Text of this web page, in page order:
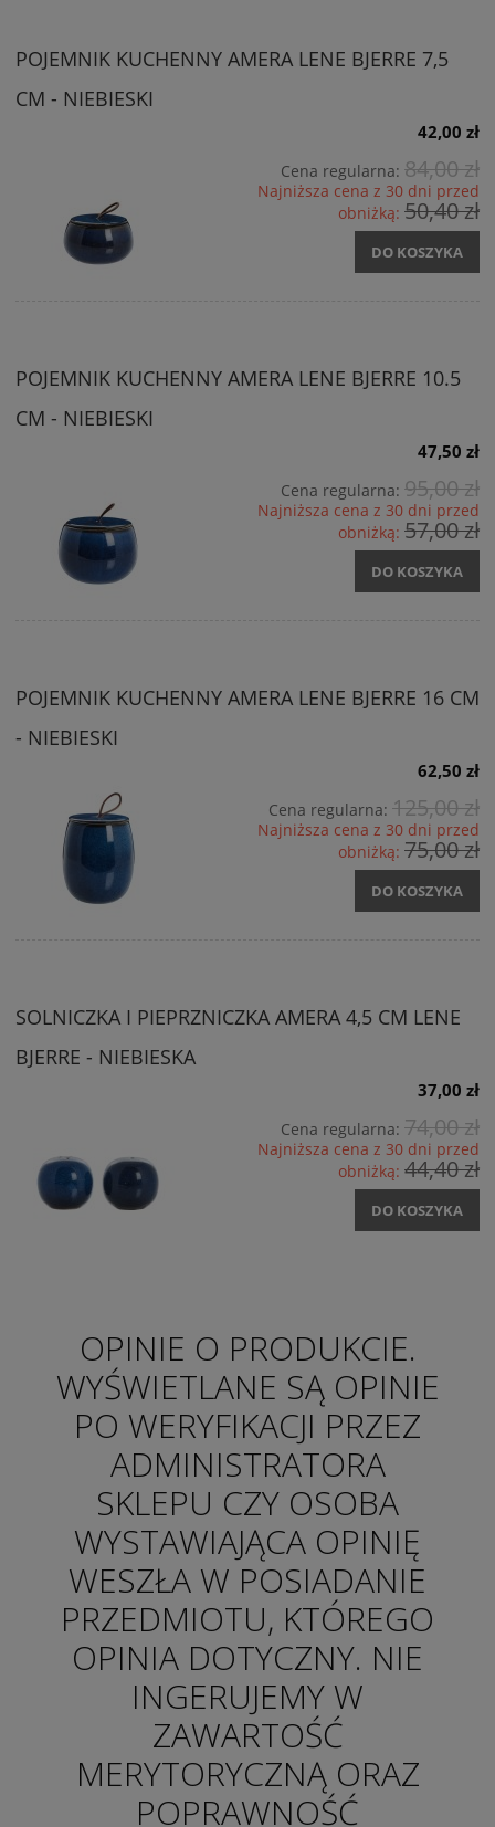
POJEMNIK KUCHENNY AMERA LENE BJERRE 7,5
CM - NIEBIESKI
42,00 zł
Cena regularna: 84,00 zł
Najniższa cena z 30 dni przed
obniżką: 50,40 zł
DO KOSZYKA
POJEMNIK KUCHENNY AMERA LENE BJERRE 10.5
CM - NIEBIESKI
47,50 zł
Cena regularna: 95,00 zł
Najniższa cena z 30 dni przed
obniżką: 57,00 zł
DO KOSZYKA
POJEMNIK KUCHENNY AMERA LENE BJERRE 16 CM
- NIEBIESKI
62,50 zł
Cena regularna: 125,00 zł
Najniższa cena z 30 dni przed
obniżką: 75,00 zł
DO KOSZYKA
SOLNICZKA I PIEPRZNICZKA AMERA 4,5 CM LENE
BJERRE - NIEBIESKA
37,00 zł
Cena regularna: 74,00 zł
Najniższa cena z 30 dni przed
obniżką: 44,40 zł
DO KOSZYKA
OPINIE O PRODUKCIE.
WYŚWIETLANE SĄ OPINIE
PO WERYFIKACJI PRZEZ
ADMINISTRATORA
SKLEPU CZY OSOBA
WYSTAWIAJĄCA OPINIĘ
WESZŁA W POSIADANIE
PRZEDMIOTU, KTÓREGO
OPINIA DOTYCZNY. NIE
INGERUJEMY W
ZAWARTOŚĆ
MERYTORYCZNĄ ORAZ
POPRAWNOŚĆ